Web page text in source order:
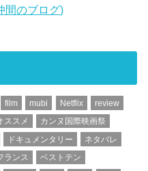
間のブログ)
film mubi Netflix
review
ススメ
カンヌ国際映画祭
ドキュメンタリー
ネタバレ
ランス
ベストテン